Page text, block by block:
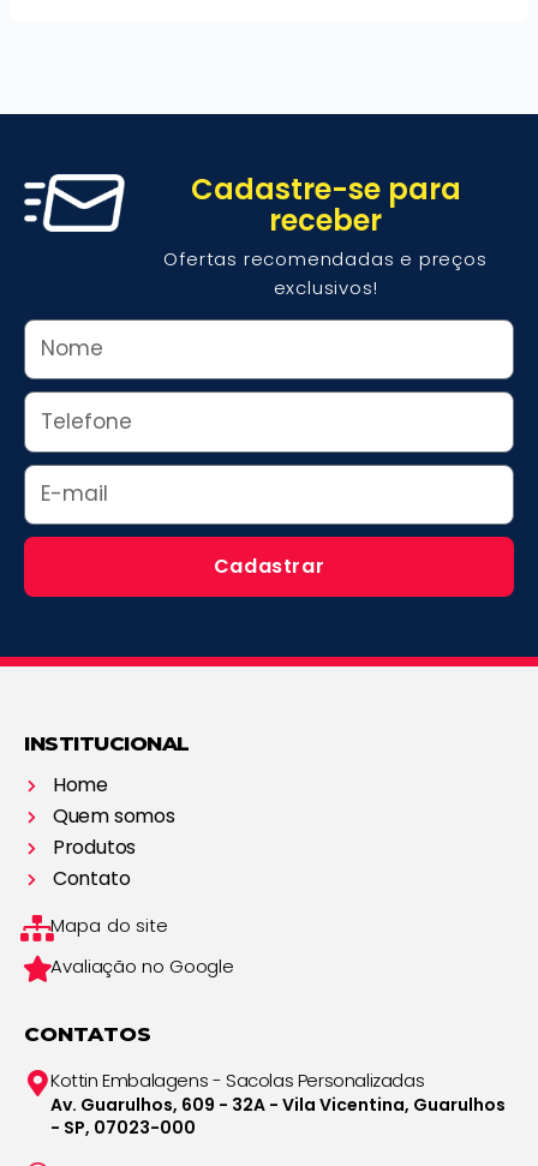
Cadastre-se para
receber
Ofertas recomendadas e preços
exclusivos!
Nome
Whats
Email
Cadastrar
INSTITUCIONAL
Home
Quem somos
Produtos
Contato
Mapa do site
Avaliação no Google
CONTATOS
Kottin Embalagens - Sacolas Personalizadas
Av. Guarulhos, 609 - 32A - Vila Vicentina, Guarulhos
- SP, 07023-000